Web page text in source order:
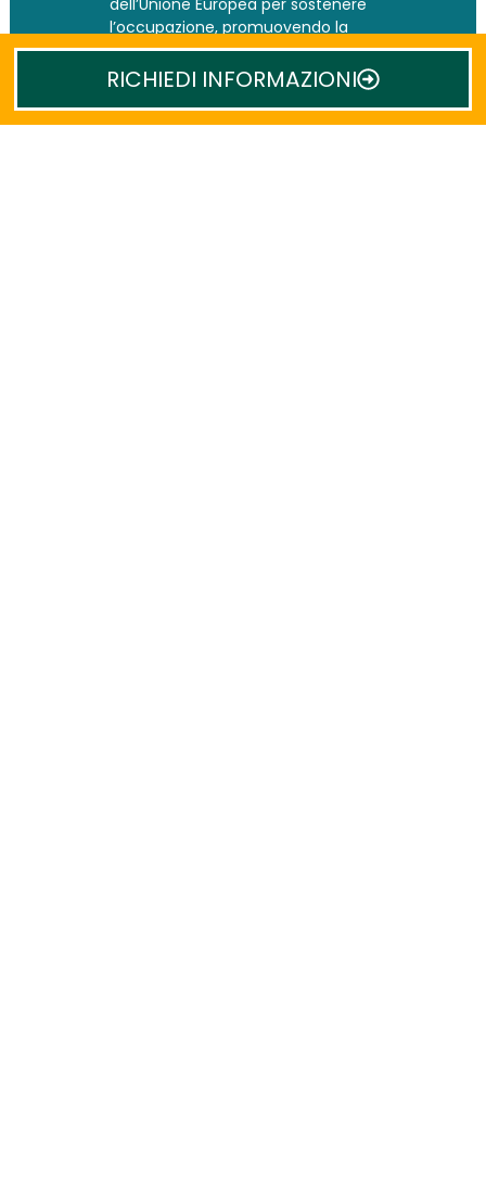
l’occupazione, promuovendo la
coesione economica e sociale. I corsi di
formazione finanziati dal FSE mirano ad
l’imprenditorialità, l’adattabilità e le pari
RICHIEDI INFORMAZIONI